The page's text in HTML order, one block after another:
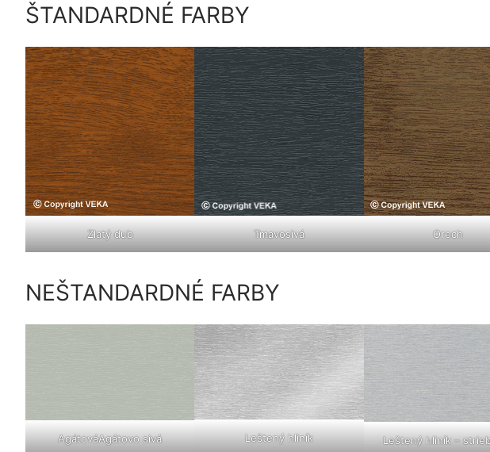
ŠTANDARDNÉ FARBY
Zlatý dub Tmavosivá Orech
NEŠTANDARDNÉ FARBY
AgátováAgátovo sivá Leštený hliník Leštený hliník –